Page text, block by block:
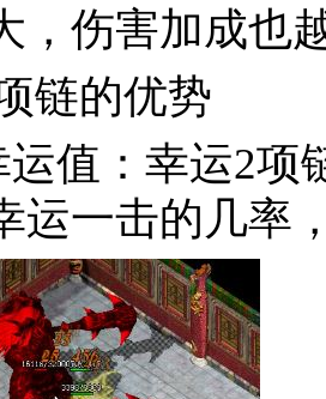
，伤害加成也
链的优势
值：幸运2项
运一击的几率